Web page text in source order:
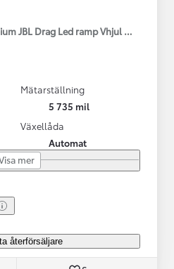
JBL Drag Led ramp Vhjul motorv
Mätarställning
5 735 mil
Växellåda
Automat
mer
återförsäljare